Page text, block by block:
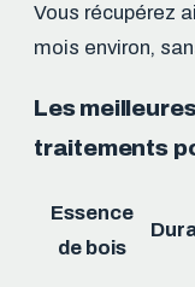
Vous récupérez
mois environ,
Les
traitements
Essence
de bois